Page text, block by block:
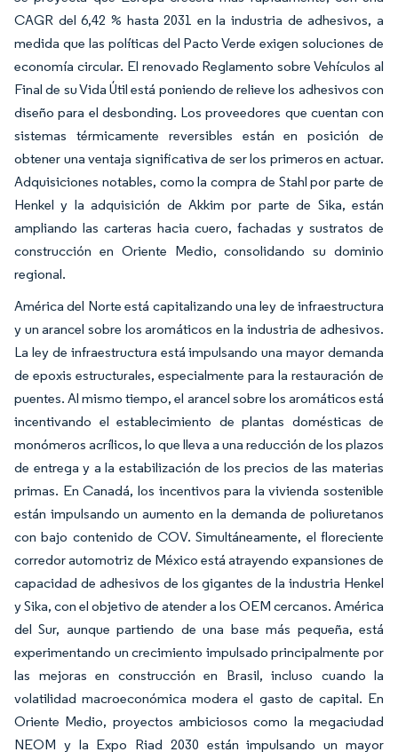
CAGR del 6,42 % hasta 2031 en la industria de adhesivos, a
medida que las políticas del Pacto Verde exigen soluciones de
economía circular. El renovado Reglamento sobre Vehículos al
Final de su Vida Útil está poniendo de relieve los adhesivos con
diseño para el desbonding. Los proveedores que cuentan con
sistemas térmicamente reversibles están en posición de
obtener una ventaja significativa de ser los primeros en actuar.
Adquisiciones notables, como la compra de Stahl por parte de
Henkel y la adquisición de Akkim por parte de Sika, están
ampliando las carteras hacia cuero, fachadas y sustratos de
construcción en Oriente Medio, consolidando su dominio
regional.
América del Norte está capitalizando una ley de infraestructura
y un arancel sobre los aromáticos en la industria de adhesivos.
La ley de infraestructura está impulsando una mayor demanda
de epoxis estructurales, especialmente para la restauración de
puentes. Al mismo tiempo, el arancel sobre los aromáticos está
incentivando el establecimiento de plantas domésticas de
monómeros acrílicos, lo que lleva a una reducción de los plazos
de entrega y a la estabilización de los precios de las materias
primas. En Canadá, los incentivos para la vivienda sostenible
están impulsando un aumento en la demanda de poliuretanos
con bajo contenido de COV. Simultáneamente, el floreciente
corredor automotriz de México está atrayendo expansiones de
capacidad de adhesivos de los gigantes de la industria Henkel
y Sika, con el objetivo de atender a los OEM cercanos. América
del Sur, aunque partiendo de una base más pequeña, está
experimentando un crecimiento impulsado principalmente por
las mejoras en construcción en Brasil, incluso cuando la
volatilidad macroeconómica modera el gasto de capital. En
Oriente Medio, proyectos ambiciosos como la megaciudad
NEOM y la Expo Riad 2030 están impulsando un mayor